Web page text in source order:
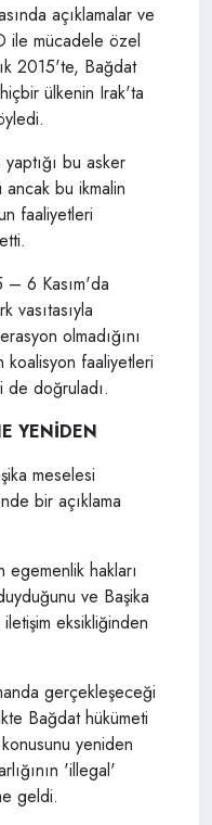
açıklamalar ve
ile mücadele özel
2015'te, Bağdat
ülkenin Irak'ta
bu asker
bu ikmalin
faaliyetleri
– 6 Kasım'da
vasıtasıyla
olmadığını
koalisyon faaliyetleri
de doğruladı.
YENİDEN
meselesi
bir açıklama
egemenlik hakları
ve Başika
eksikliğinden
gerçekleşeceği
Bağdat hükümeti
yeniden
'illegal'
geldi.